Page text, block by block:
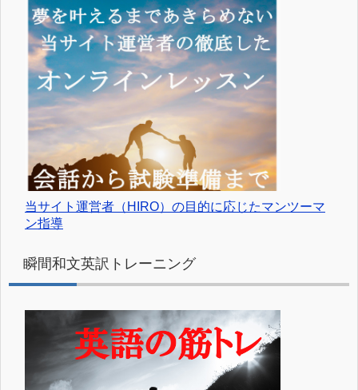
当サイト運営者（HIRO）の目的に応じたマンツーマ
ン指導
瞬間和文英訳トレーニング